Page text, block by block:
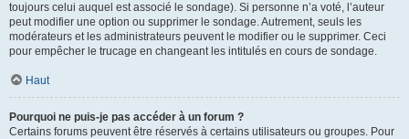
toujours celui auquel est associé le sondage). Si personne n’a voté, l’auteur
peut modifier une option ou supprimer le sondage. Autrement, seuls les
modérateurs et les administrateurs peuvent le modifier ou le supprimer. Ceci
pour empêcher le trucage en changeant les intitulés en cours de sondage.
Haut
Pourquoi ne puis-je pas accéder à un forum ?
Certains forums peuvent être réservés à certains utilisateurs ou groupes. Pour